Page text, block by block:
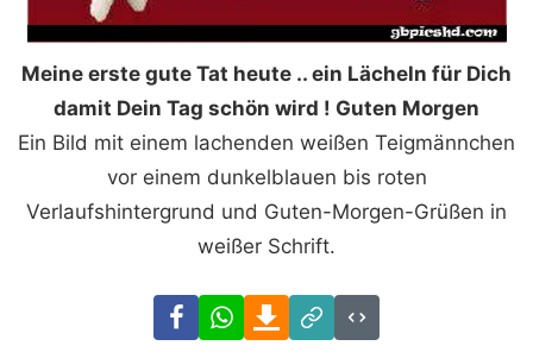
Meine erste gute Tat heute .. ein Lächeln für Dich
damit Dein Tag schön wird ! Guten Morgen
Ein Bild mit einem lachenden weißen Teigmännchen
vor einem dunkelblauen bis roten
Verlaufshintergrund und Guten-Morgen-Grüßen in
weißer Schrift.
FacebookWhatsAppDownload
Link
Code